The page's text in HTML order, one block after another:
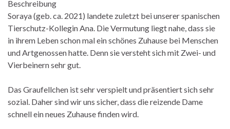
Beschreibung
Soraya (geb. ca. 2021) landete zuletzt bei unserer spanischen
Tierschutz-Kollegin Ana. Die Vermutung liegt nahe, dass sie
in ihrem Leben schon mal ein schönes Zuhause bei Menschen
und Artgenossen hatte. Denn sie versteht sich mit Zwei- und
Vierbeinern sehr gut.
Das Graufellchen ist sehr verspielt und präsentiert sich sehr
sozial. Daher sind wir uns sicher, dass die reizende Dame
schnell ein neues Zuhause finden wird.